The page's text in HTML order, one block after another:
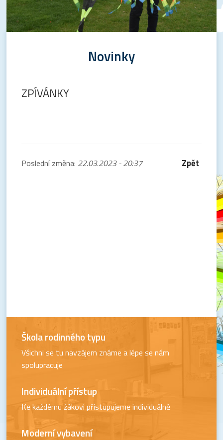
Novinky
ZPÍVÁNKY
Poslední změna: 22.03.2023 - 20:37 Zpět
Škola rodinného typu
Všichni se tu navzájem známe a lépe se nám
spolupracuje
Individuální přístup
Ke každému žákovi přistupujeme individuálně
Moderní vybavení